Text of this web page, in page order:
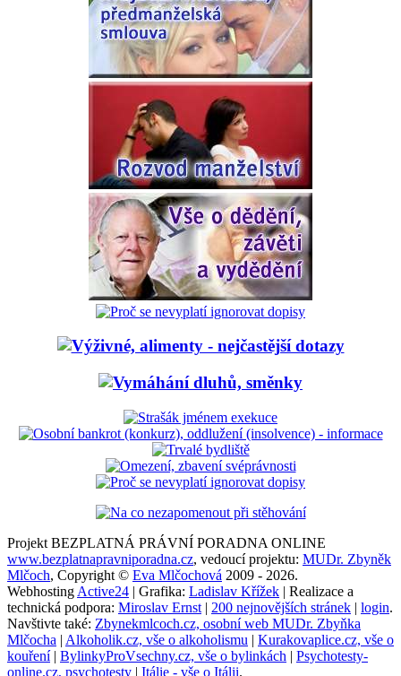
Projekt BEZPLATNÁ PRÁVNÍ PORADNA ONLINE
www.bezplatnapravniporadna.cz, vedoucí projektu: MUDr. Zbyněk
Mlčoch, Copyright © Eva Mlčochová 2009 - 2026.
Webhosting Active24 | Grafika: Ladislav Křížek | Realizace a
technická podpora: Miroslav Ernst | 200 nejnovějších stránek | login.
Navštivte také: Zbynekmlcoch.cz, osobní web MUDr. Zbyňka
Mlčocha | Alkoholik.cz, vše o alkoholismu | Kurakovaplice.cz, vše o
kouření| BylinkyProVsechny.cz, vše o bylinkách | Psychotesty-
online.cz, psychotesty | Itálie - vše o Itálii.